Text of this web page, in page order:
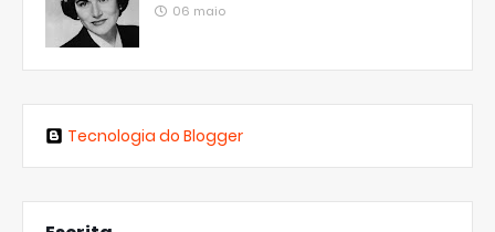
06 maio
Tecnologia do Blogger